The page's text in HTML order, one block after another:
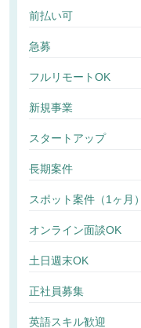
前払い可
急募
フルリモートOK
新規事業
スタートアップ
長期案件
スポット案件（1ヶ月）
オンライン面談OK
土日週末OK
正社員募集
英語スキル歓迎